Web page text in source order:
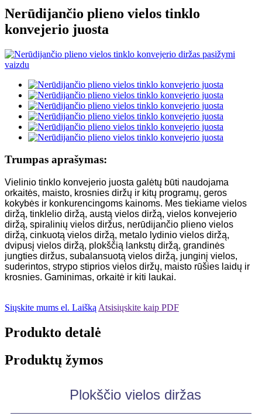
Nerūdijančio plieno vielos tinklo
konvejerio juosta
Trumpas aprašymas:
Vielinio tinklo konvejerio juosta galėtų būti naudojama
orkaitės, maisto, krosnies diržų ir kitų programų, geros
kokybės ir konkurencingoms kainoms. Mes tiekiame vielos
diržą, tinklelio diržą, austą vielos diržą, vielos konvejerio
diržą, spiralinių vielos diržus, nerūdijančio plieno vielos
diržą, cinkuotą vielos diržą, metalo lydinio vielos diržą,
dvipusį vielos diržą, plokščią lankstų diržą, grandinės
jungties diržus, subalansuotą vielos diržą, junginį vielos,
suderintos, strypo stiprios vielos diržų, maisto rūšies laidų ir
krosnies. Gaminimas, orkaitė ir kiti laukai.
Siųskite mums el. Laišką Atsisiųskite kaip PDF
Produkto detalė
Produktų žymos
Plokščio vielos diržas